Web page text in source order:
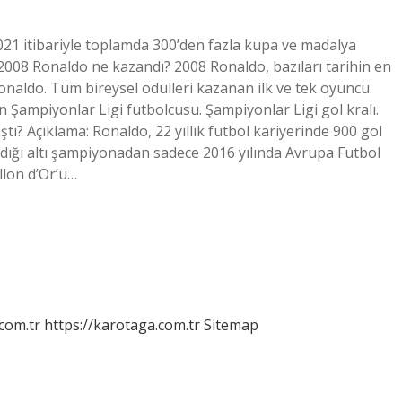
itibariyle toplamda 300’den fazla kupa ve madalya
Ronaldo ne kazandı? 2008 Ronaldo, bazıları tarihin en
Tüm bireysel ödülleri kazanan ilk ve tek oyuncu.
Şampiyonlar Ligi futbolcusu. Şampiyonlar Ligi gol kralı.
Açıklama: Ronaldo, 22 yıllık futbol kariyerinde 900 gol
altı şampiyonadan sadece 2016 yılında Avrupa Futbol
d’Or’u…
https://karotaga.com.trSitemap